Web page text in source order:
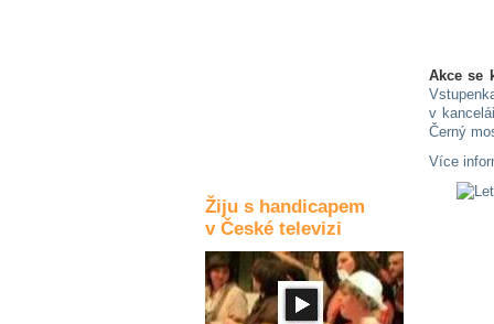
Žiju s handicapem
v České televizi
Akce se
v
Černý
Více